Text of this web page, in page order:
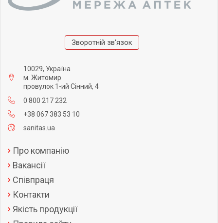
Зворотній зв'язок
10029, Україна
м. Житомир
провулок 1-ий Сінний, 4
0 800 217 232
+38 067 383 53 10
sanitas.ua
Про компанію
Вакансії
Співпраця
Контакти
Якість продукції